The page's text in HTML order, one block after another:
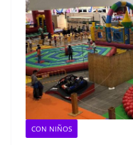
CON NIÑOS